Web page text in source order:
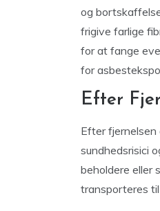
og
frigive farlige
for at fange
for
Efter
Efter
sundhedsrisici
beholdere eller
transporteres